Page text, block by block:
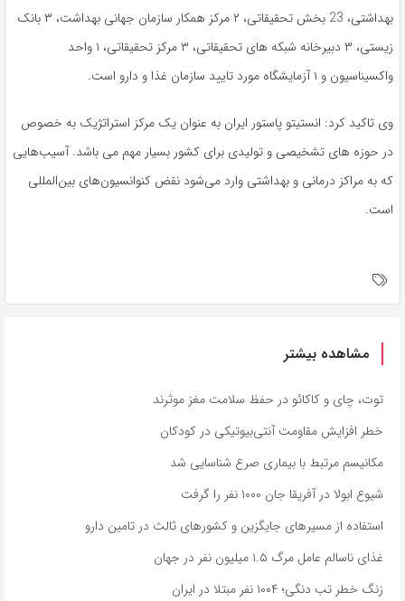
بهداشتی، 23 بخش تحقیقاتی، ۲ مرکز همکار سازمان جهانی بهداشت، ۳ بانک
زیستی، ۳ دبیرخانه شبکه های تحقیقاتی، ۳ مرکز تحقیقاتی، ۱ واحد
واکسیناسیون و ۱ آزمایشگاه مورد تایید سازمان غذا و دارو است.
وی تاکید کرد: انستیتو پاستور ایران به عنوان یک مرکز استراتژیک به خصوص
در حوزه های تشخیصی و تولیدی برای کشور بسیار مهم می باشد. آسیب‌هایی
که به مراکز درمانی و بهداشتی وارد می‌شود نقض کنوانسیون‌های بین‌المللی
است.
مشاهده بیشتر
توت، چای و کاکائو در حفظ سلامت مغز موثرند
خطر افزایش مقاومت آنتی‌بیوتیکی در کودکان
مکانیسم مرتبط با بیماری صرع شناسایی شد
شیوع ابولا در آفریقا جان ۱۰۰۰ نفر را گرفت
استفاده از مسیرهای جایگزین و کشورهای ثالث در تامین دارو
غذای ناسالم عامل مرگ ۱.۵ میلیون نفر در جهان
زنگ خطر تب دنگی؛ ۱۰۰۴ نفر مبتلا در ایران